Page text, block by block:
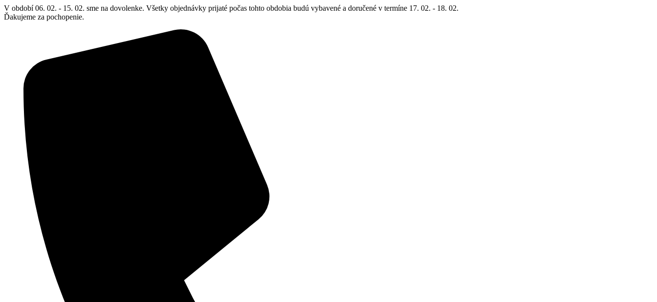
Preskočiť
na
V období 06. 02. - 15. 02. sme na dovolenke. Všetky objednávky prijaté počas tohto obdobia budú vybavené a doručené v termíne 17. 02. - 18. 02.
Ďakujeme za pochopenie.